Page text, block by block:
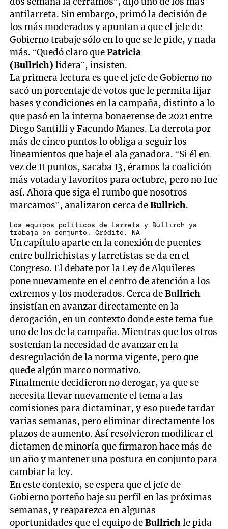
antilarreta. Sin embargo, primó la decisión de
los más moderados y apuntan a que el jefe de
Gobierno trabaje sólo en lo que se le pide, y nada
más. “Quedó claro quePatricia
(Bullrich)lidera”, insisten.
La primera lectura es que el jefe de Gobierno no
sacó un porcentaje de votos que le permita fijar
bases y condiciones en la campaña, distinto a lo
que pasó en la interna bonaerense de 2021 entre
Diego Santilli y Facundo Manes. La derrota por
más de cinco puntos lo obliga a seguir los
lineamientos que baje el ala ganadora. “Si él en
vez de 11 puntos, sacaba 13, éramos la coalición
más votada y favoritos para octubre, pero no fue
así. Ahora que siga el rumbo que nosotros
marcamos”, analizaron cerca deBullrich.
Los equipos políticos de Larreta y Bullirch ya
trabaja en conjunto. Crédito: NA
Un capítulo aparte en la conexión de puentes
entre bullrichistas y larretistas se da en el
Congreso. El debate por la Ley de Alquileres
pone nuevamente en el centro de atención a los
extremos y los moderados. Cerca deBullrich
insistían en avanzar directamente en la
derogación, en un contexto donde este tema fue
uno de los de la campaña. Mientras que los otros
sostenían la necesidad de avanzar en la
desregulación de la norma vigente, pero que
quede algún marco normativo.
Finalmente decidieron no derogar, ya que se
necesita llevar nuevamente el tema a las
comisiones para dictaminar, y eso puede tardar
varias semanas, pero eliminar directamente los
plazos de aumento. Así resolvieron modificar el
dictamen de minoría que firmaron hace más de
un año y mantener una postura en conjunto para
cambiar la ley.
En este contexto, se espera que el jefe de
Gobierno porteño baje su perfil en las próximas
semanas, y reaparezca en algunas
oportunidades que el equipo deBullrichle pida